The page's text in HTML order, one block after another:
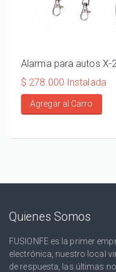
Alarma para autos X-
$ 278.000 Instalada
Agregar al Carro
Quienes Somos
FUSIONFE es la primer
electrónica, nuestro local
de respuesta, las últimas